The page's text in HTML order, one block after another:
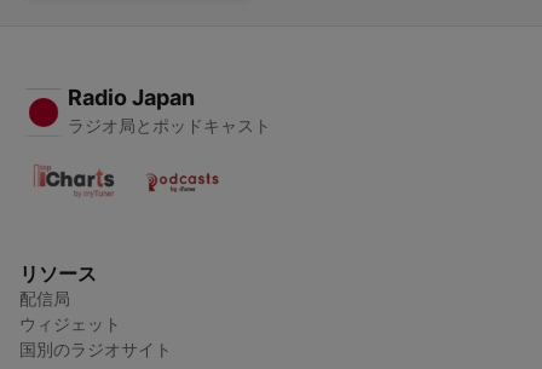
Radio Japan
ラジオ局とポッドキャスト
リソース
配信局
ウィジェット
国別のラジオサイト